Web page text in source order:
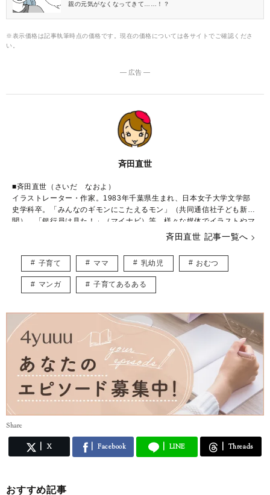
親の元気がなくなってきて……！？
※表示価格は記事執筆時点の価格です。現在の価格については各サイトでご確認くださ
い。
― 広告 ―
斉田直世
■斉田直世（さいだ なおよ）
イラストレーター・作家。1983年千葉県生まれ、日本女子大学文学部
史学科卒。「みんなのギモンにこたえるモン」（共同通信社子ども新
聞）、「銀行員は見た！」（マイナビ）等、様々な媒体でイラストやマ
ンガを執筆中。2006年に結婚・出産し、現在一児の母。
■著書
「ちょいモテ男になる技術」（幻冬舎刊）
「本カノになる！」（幻冬舎刊）
「0点ママの子育て迷走日記
「モテ★テク。」（青春出版社刊）
「好かれる女、愛される女45のヒミツ」（PHP研究所刊）
「イケメン≠モテメンの新常識」（PHP研究所刊）
「おとこ心がわからない女、おんな心がわからない男」（サプライズブ
ック刊）
ほか多数
■メディア出演・掲載
・日本ﾃﾚﾋﾞ「ZIP!」
・ﾃﾚﾋﾞ東京「アリなし」
・山陰中央テレビ「モテ男ナビ」
・TOKYOMXTV「U・LA・LA」
・「anan」マガジンハウス
・「Ray」主婦の友社
斉田直世 記事一覧へ
子育て ママ 乳幼児 おむつ
マンガ 子育てあるある
Share
X Facebook LINE Threads
おすすめ記事